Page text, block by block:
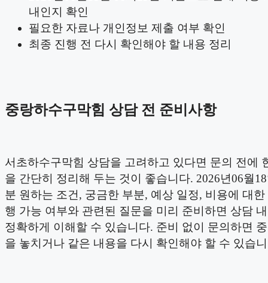
내인지 확인
필요한 자료나 개인정보 제출 여부 확인
최종 진행 전 다시 확인해야 할 내용 정리
중랑하수구막힘 상담 전 준비사항
서초하수구막힘 상담을 고려하고 있다면 문의 전에
을 간단히 정리해 두는 것이 좋습니다. 2026년06월
분 원하는 조건, 궁금한 부분, 예상 일정, 비용에 대한
행 가능 여부와 관련된 질문을 미리 준비하면 상담
정확하게 이해할 수 있습니다. 준비 없이 문의하면
을 놓치거나 같은 내용을 다시 확인해야 할 수 있습